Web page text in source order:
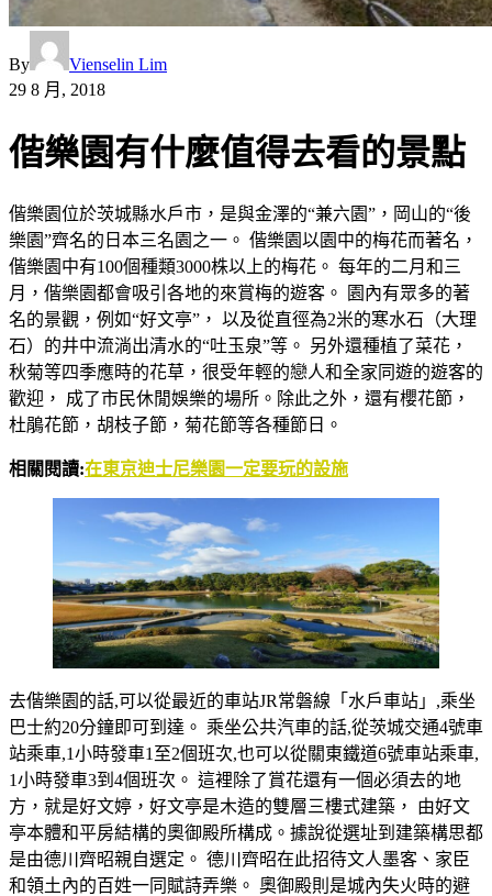
By
Vienselin Lim
29 8 月, 2018
偕樂園有什麼值得去看的景點
偕樂園位於茨城縣水戶市，是與金澤的“兼六園”，岡山的“後
樂園”齊名的日本三名園之一。 偕樂園以園中的梅花而著名，
偕樂園中有100個種類3000株以上的梅花。 每年的二月和三
月，偕樂園都會吸引各地的來賞梅的遊客。 園內有眾多的著
名的景觀，例如“好文亭”， 以及從直徑為2米的寒水石（大理
石）的井中流淌出清水的“吐玉泉”等。 另外還種植了菜花，
秋菊等四季應時的花草，很受年輕的戀人和全家同遊的遊客的
歡迎， 成了市民休閒娛樂的場所。除此之外，還有櫻花節，
杜鵑花節，胡枝子節，菊花節等各種節日。
相關閱讀:在東京迪士尼樂園一定要玩的設施
去偕樂園的話,可以從最近的車站JR常磐線「水戶車站」,乘坐
巴士約20分鐘即可到達。 乘坐公共汽車的話,從茨城交通4號車
站乘車,1小時發車1至2個班次,也可以從關東鐵道6號車站乘車,
1小時發車3到4個班次。 這裡除了賞花還有一個必須去的地
方，就是好文婷，好文亭是木造的雙層三樓式建築， 由好文
亭本體和平房結構的奧御殿所構成。據說從選址到建築構思都
是由德川齊昭親自選定。 德川齊昭在此招待文人墨客、家臣
和領土內的百姓一同賦詩弄樂。 奧御殿則是城內失火時的避